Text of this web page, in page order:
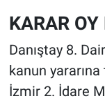
KARAR
Danıştay 8.
kanun
İzmir 2. İdare